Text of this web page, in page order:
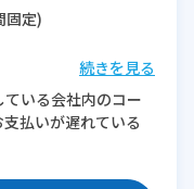
固定)
続きを見る
いる会社内のコー
払いが遅れている